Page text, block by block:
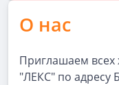
О нас
Приглашаем всех
"ЛЕКС" по адресу